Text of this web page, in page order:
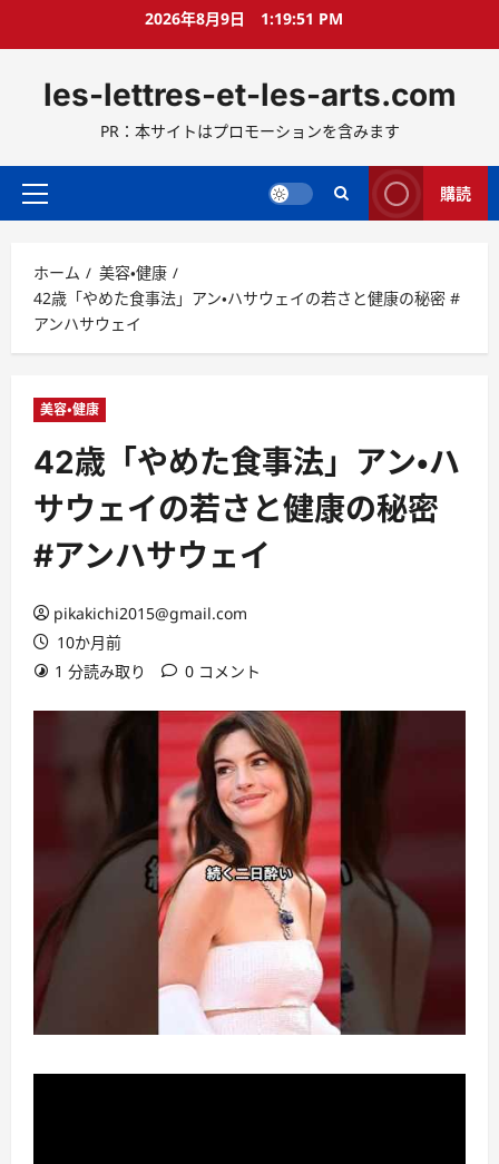
ス
ッ
2026年8月9日 1:19:52 PM
les-lettres-et-les-arts.com
PR：本サイトはプロモーションを含みます
メ
メ
ニ
ュ
ー
購読
ホーム
美容・健康
42歳「やめた食事法」アン・ハサウェイの若さと健康の秘密 #
アンハサウェイ
美容・健康
42歳「やめた食事法」アン・ハ
サウェイの若さと健康の秘密
#アンハサウェイ
pikakichi2015@gmail.com
10か月前
1 分読み取り
0 コメント